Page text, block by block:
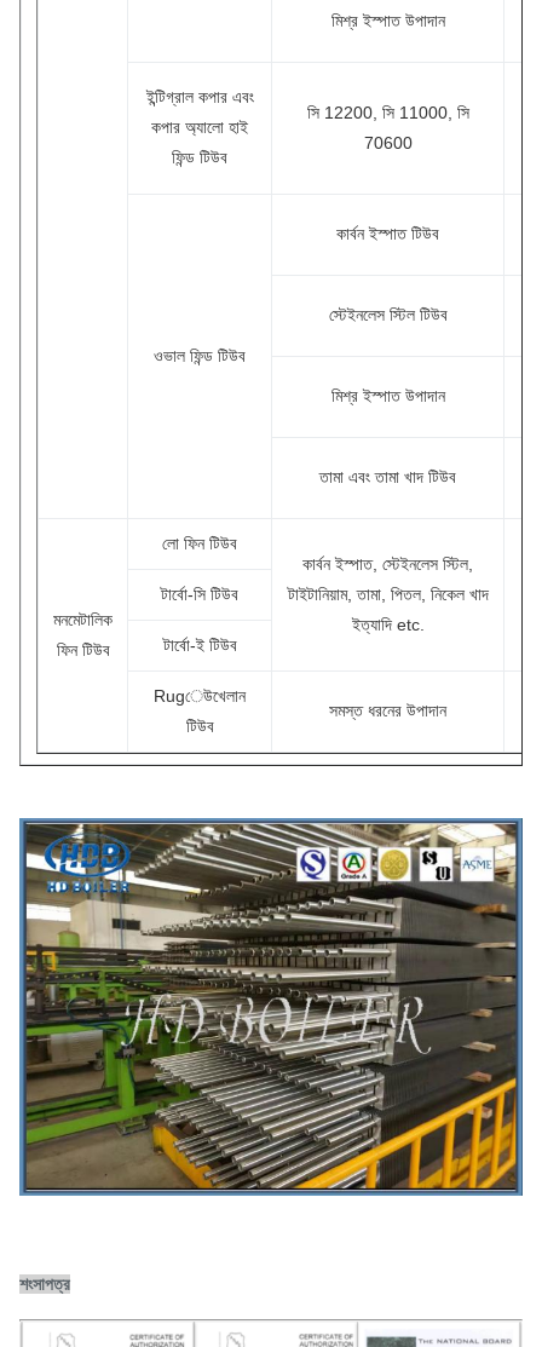
মিশ্র ইস্পাত উপাদান
ইন্টিগ্রাল কপার এবং
কপার অ্যালো হাই
ফিন্ড টিউব
সি 12200, সি 11000, সি
70600
ওভাল ফিন্ড টিউব
কার্বন ইস্পাত টিউব
স্টেইনলেস স্টিল টিউব
মিশ্র ইস্পাত উপাদান
তামা এবং তামা খাদ টিউব
মনমেটালিক
ফিন টিউব
লো ফিন টিউব
কার্বন ইস্পাত, স্টেইনলেস স্টিল,
টাইটানিয়াম, তামা, পিতল, নিকেল খাদ
ইত্যাদি etc.
টার্বো-সি টিউব
টার্বো-ই টিউব
Rugেউখেলান
টিউব
সমস্ত ধরনের উপাদান
শংসাপত্র